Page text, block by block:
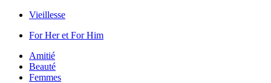
Vieillesse
For Her et For Him
Amitié
Beauté
Femmes